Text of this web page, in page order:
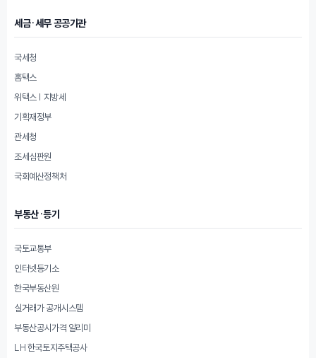
세금·세무 공공기관
국세청
홈택스
위택스 | 지방세
기획재정부
관세청
조세심판원
국회예산정책처
부동산·등기
국토교통부
인터넷등기소
한국부동산원
실거래가 공개시스템
부동산공시가격 알리미
LH 한국토지주택공사